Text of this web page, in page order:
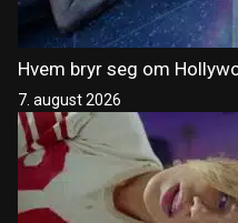
Hvem bryr seg om
7. august 2026